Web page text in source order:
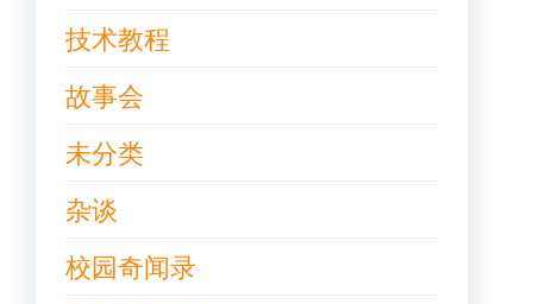
技术教程
故事会
未分类
杂谈
校园奇闻录